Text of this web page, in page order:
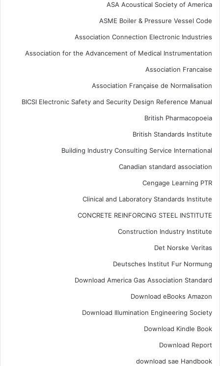
ASA Acoustical Society of America
ASME Boiler & Pressure Vessel Code
Association Connection Electronic Industries
Association for the Advancement of Medical Instrumentation
Association Francaise
Association Française de Normalisation
BICSI Electronic Safety and Security Design Reference Manual
British Pharmacopoeia
British Standards Institute
Building Industry Consulting Service International
Canadian standard association
Cengage Learning PTR
Clinical and Laboratory Standards Institute
CONCRETE REINFORCING STEEL INSTITUTE
Construction Industry Institute
Det Norske Veritas
Deutsches Institut Fur Normung
Download America Gas Association Standard
Download eBooks Amazon
Download Illumination Engineering Society
Download Kindle Book
Download Report
download sae Handbook